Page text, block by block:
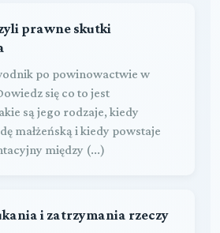
prawne skutki
po powinowactwie w
się co to jest
są jego rodzaje, kiedy
małżeńską i kiedy powstaje
między (...)
i zatrzymania rzeczy